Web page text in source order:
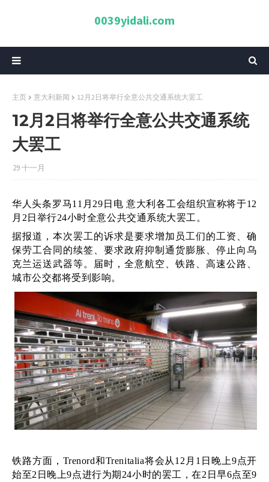
0039yidali.com
主页 意大利新闻 12月2日将举行全意公共交通系统大罢工
12月2日将举行全意公共交通系统
大罢工
29 十一月
华人头条罗马11月29日电 意大利各工会组织宣称将于12
月2日举行24小时全意公共交通系统大罢工。
据报道，本次罢工的诉求是要求增加员工们的工资、确
保劳工合同的续签、要求政府抑制通货膨胀、停止向乌
克兰运送武器等。届时，全意航空、铁路、高速公路、
城市公交都将受到影响。
铁路方面，Trenord和Trenitalia将会从12月1日晚上9点开
始至2日晚上9点进行为期24小时的罢工，在2日早6点至9